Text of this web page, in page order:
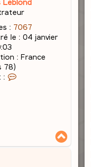
: 7067
le : 04 janvier
: France
78)
:
e